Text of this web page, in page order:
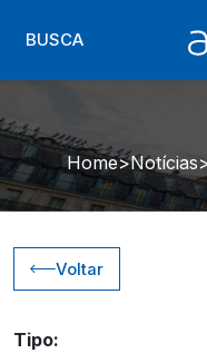
BUSCA
Home Notícias
Voltar
Tipo: